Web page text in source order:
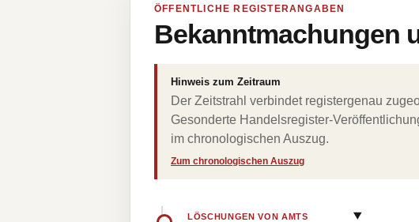
ÖFFENTLICHE REGISTERANGABEN
Bekanntmachungen
Hinweis zum Zeitraum
Der Zeitstrahl verbindet registergenau
Gesonderte Handelsregister-
im chronologischen Auszug.
Zum chronologischen Auszug
LÖSCHUNGEN VON AMTS